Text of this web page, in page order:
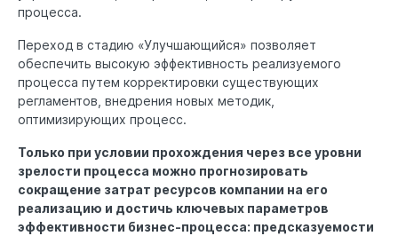
процесса.
Переход в стадию «Улучшающийся» позволяет
обеспечить высокую эффективность реализуемого
процесса путем корректировки существующих
регламентов, внедрения новых методик,
оптимизирующих процесс.
Только при условии прохождения через все уровни
зрелости процесса можно прогнозировать
сокращение затрат ресурсов компании на его
реализацию и достичь ключевых параметров
эффективности бизнес-процесса: предсказуемости